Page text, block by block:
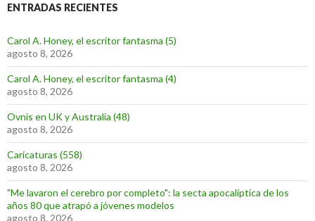
ENTRADAS RECIENTES
Carol A. Honey, el escritor fantasma (5)
agosto 8, 2026
Carol A. Honey, el escritor fantasma (4)
agosto 8, 2026
Ovnis en UK y Australia (48)
agosto 8, 2026
Caricaturas (558)
agosto 8, 2026
"Me lavaron el cerebro por completo": la secta apocalíptica de los
años 80 que atrapó a jóvenes modelos
agosto 8, 2026